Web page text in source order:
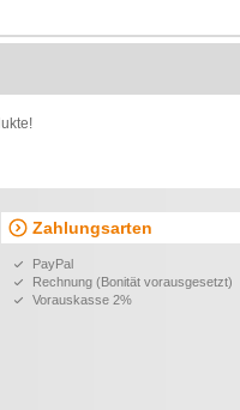
Zahlungsarten
PayPal
Rechnung (Bonität vorausgesetzt)
Vorauskasse 2%